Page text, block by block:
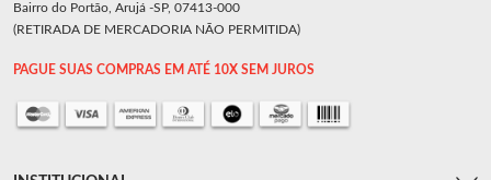
Bairro do Portão, Arujá -SP, 07413-000
(RETIRADA DE MERCADORIA NÃO PERMITIDA)
PAGUE SUAS COMPRAS EM ATÉ 10X SEM JUROS